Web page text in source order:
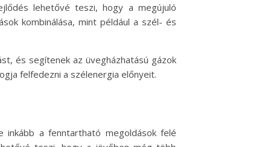
lehetővé teszi, hogy a megújuló
kombinálása, mint például a szél- és
és segítenek az üvegházhatású gázok
felfedezni a szélenergia előnyeit.
inkább a fenntartható megoldások felé